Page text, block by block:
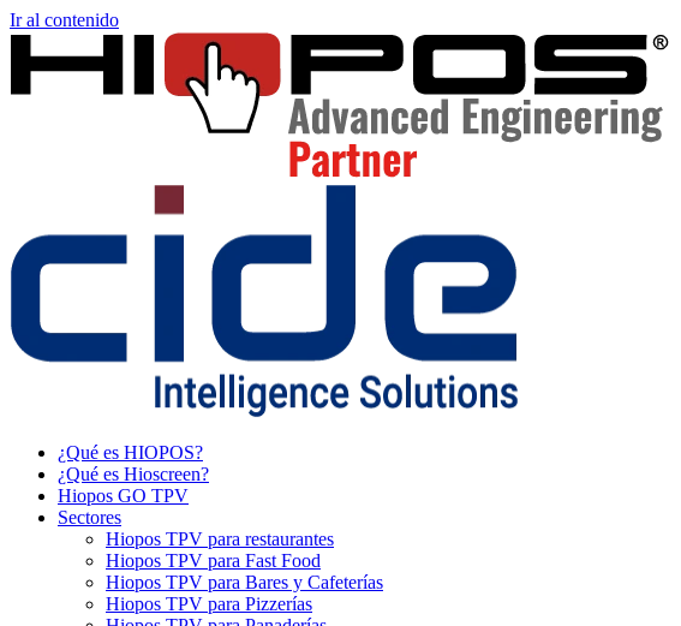
Ir al contenido
¿Qué es HIOPOS?
¿Qué es Hioscreen?
Hiopos GO TPV
Sectores
Hiopos TPV para restaurantes
Hiopos TPV para Fast Food
Hiopos TPV para Bares y Cafeterías
Hiopos TPV para Pizzerías